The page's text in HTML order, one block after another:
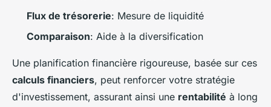
Flux de trésorerie: Mesure de liquidité
Comparaison: Aide à la diversification
Une planification financière rigoureuse, basée sur ces
calculs financiers, peut renforcer votre stratégie
d'investissement, assurant ainsi une rentabilité à long